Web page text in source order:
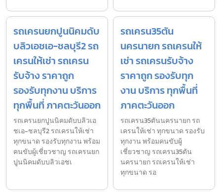
รถเครนยกปูนนิคมดับ
บลิวเอชเอ-ชลบุรี2 รถ
เครนให้เช่า รถเครน
รับจ้าง ราคาถูก
รองรับทุกงาน บริการ
ทุกพื้นที่ ภาคตะวันออก
รถเครนยกปูนนิคมดับบลิวเอ
ชเอ-ชลบุรี2 รถเครนให้เช่า
ทุกขนาด รองรับทุกงาน พร้อม
คนขับผู้เชี่ยวชาญ รถเครนยก
ปูนนิคมดับบลิวเอชเ
รถเครน35ตัน
นครนายก รถเครนให้
เช่า รถเครนรับจ้าง
ราคาถูก รองรับทุก
งาน บริการ ทุกพื้นที่
ภาคตะวันออก
รถเครน35ตันนครนายก รถ
เครนให้เช่า ทุกขนาด รองรับ
ทุกงาน พร้อมคนขับผู้
เชี่ยวชาญ รถเครน35ตัน
นครนายก รถเครนให้เช่า
ทุกขนาด รอ